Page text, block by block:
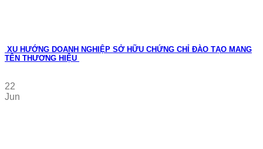
XU HƯỚNG DOANH NGHIỆP SỞ HỮU CHỨNG CHỈ ĐÀO TẠO MANG
TÊN THƯƠNG HIỆU
22
Jun